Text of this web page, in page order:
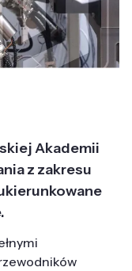
Akademii
z zakresu